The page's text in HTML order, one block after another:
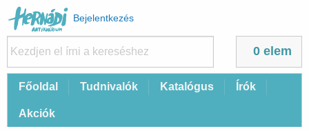
Felhasználói
fiók
menüje
Bejelentkezés
0 elem
FőFőoldal Tudnivalók Katalógus Írók
Akciók